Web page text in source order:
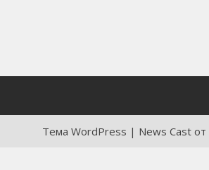
Тема WordPress | News Cast от